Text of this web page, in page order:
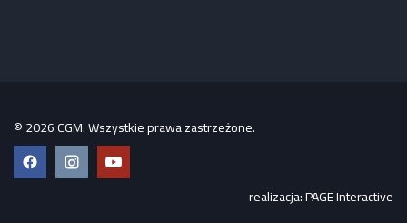
© 2026 CGM. Wszystkie prawa zastrzeżone.
FacebookInstagramYouTube
realizacja:PAGE Interactive